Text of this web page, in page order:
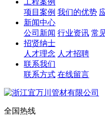
工程案例
项目案例 我们的优势
新闻中心
公司新闻 行业资讯 常
招贤纳士
人才理念 人才招聘
联系我们
联系方式 在线留言
全国热线